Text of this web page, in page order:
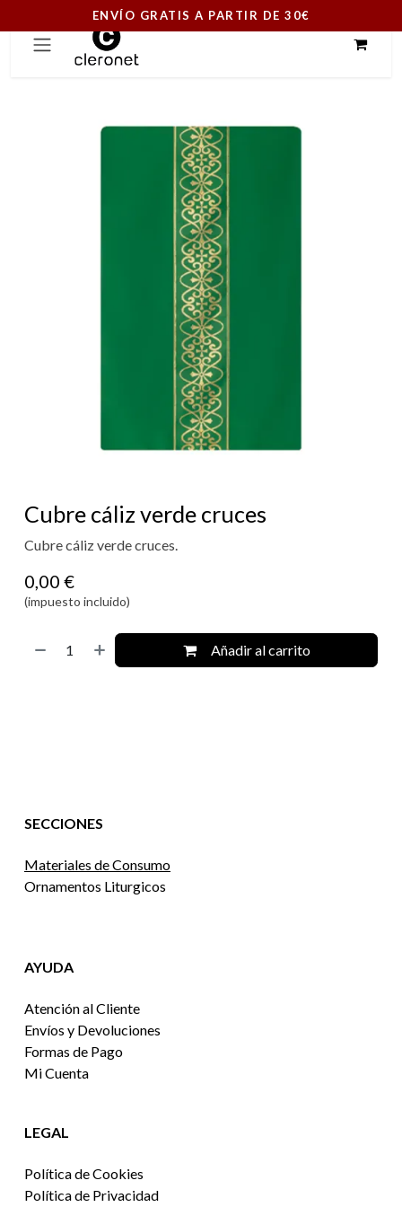
Ir al contenido
Cubre cáliz verde cruces
Cubre cáliz verde cruces.
0,00 €
(impuesto incluido)
Añadir al carrito
SECCIONES
Materiales de Consumo
Ornamentos Liturgicos
AYUDA
Atención al Cliente
Envíos y Devoluciones
Formas de Pago
Mi Cuenta
LEGAL
Política de Cookies
Política de Privacidad
ENVÍO GRATIS A PARTIR DE 30€